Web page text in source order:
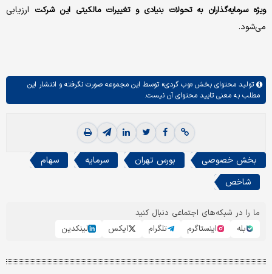
ویژه سرمایه‌گذاران به تحولات بنیادی و تغییرات مالکیتی این شرکت ارزیابی
می‌شود.
تولید محتوای بخش «وب گردی»توسط این مجموعه صورت نگرفته و انتشار این
مطلب به معنی تایید محتوای آن نیست.
بخش خصوصی بورس تهران سرمایه
سهام
شاخص
ما را در شبکه‌های اجتماعی دنبال کنید
بله
اینستاگرم تلگرام ایکس لینکدین